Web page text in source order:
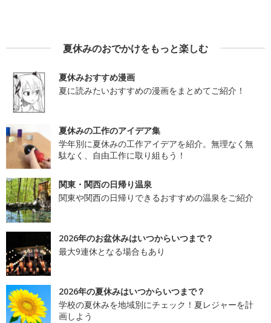
夏休みのおでかけをもっと楽しむ
夏休みおすすめ漫画
夏に読みたいおすすめの漫画をまとめてご紹介！
夏休みの工作のアイデア集
学年別に夏休みの工作アイデアを紹介。無理なく無
駄なく、自由工作に取り組もう！
関東・関西の日帰り温泉
関東や関西の日帰りできるおすすめの温泉をご紹介
2026年のお盆休みはいつからいつまで？
最大9連休となる場合もあり
2026年の夏休みはいつからいつまで？
学校の夏休みを地域別にチェック！夏レジャーを計
画しよう